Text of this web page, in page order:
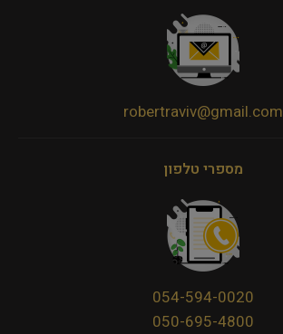
robertraviv@gmail.com
מספרי טלפון
054-594-0020
050-695-4800